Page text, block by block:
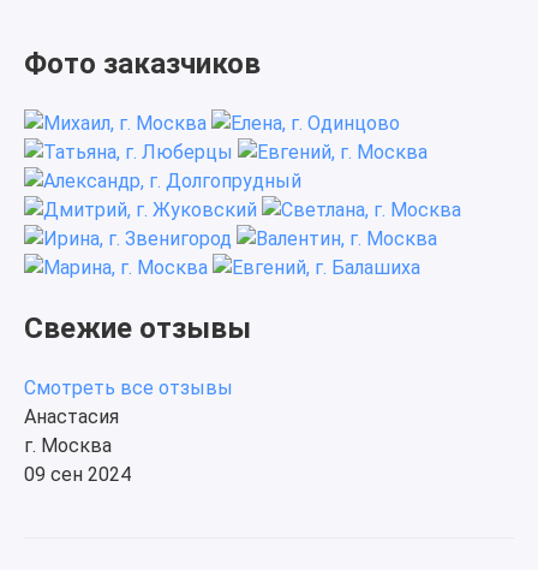
Фото заказчиков
Свежие отзывы
Смотреть все отзывы
Анастасия
г. Москва
09 сен 2024